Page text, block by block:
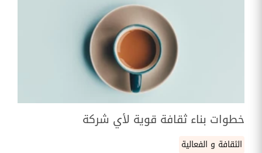
خطوات بناء ثقافة قوية لأي شركة
الثقافة و الفعالية